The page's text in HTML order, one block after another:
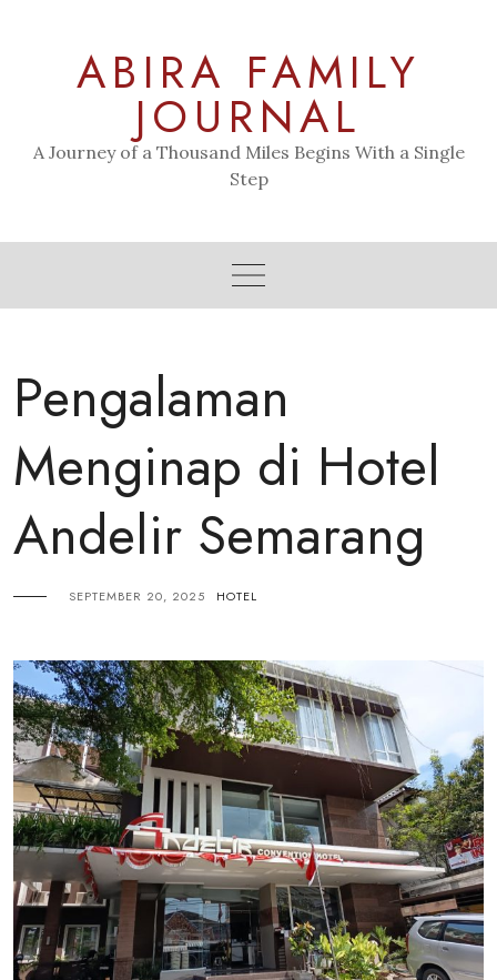
ABIRA FAMILY
JOURNAL
A Journey of a Thousand Miles Begins With a Single
Step
Pengalaman
Menginap di Hotel
Andelir Semarang
SEPTEMBER 20, 2025 HOTEL